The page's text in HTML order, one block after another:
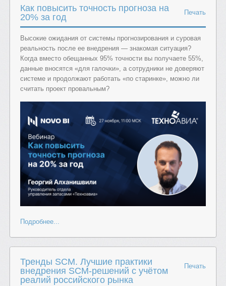
Печать
Как повысить точность прогноза на
20% за год
Высокие ожидания от системы прогнозирования и суровая
реальность после ее внедрения — знакомая ситуация?
Когда вместо обещанных 95% точности вы получаете 55%,
данные вносятся «для галочки», а сотрудники не доверяют
системе и продолжают работать «по старинке», можно ли
считать проект провальным?
Подробнее...
Печать
Тренды SCM. Лучшие практики
внедрения SCM-решений с учётом
реалий российского рынка